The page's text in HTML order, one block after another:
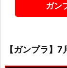
ガン
【ガンプラ】